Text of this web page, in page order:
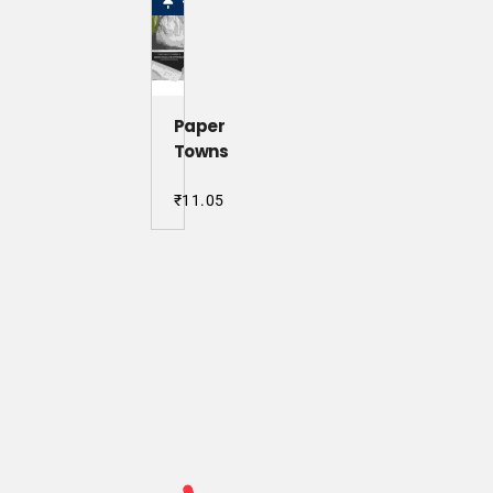
₹20.00.
is:
₹15.00.
Paper
Towns
₹11.05